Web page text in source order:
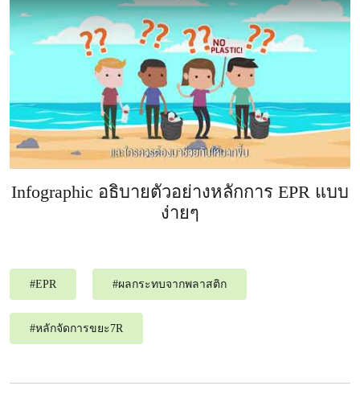
Infographic อธิบายตัวอย่างหลักการ EPR แบบ
ง่ายๆ
#EPR #ผลกระทบจากพลาสติก
#หลักจัดการขยะ7R